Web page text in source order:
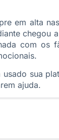
em alta
chegou
com os
sua
ajuda.